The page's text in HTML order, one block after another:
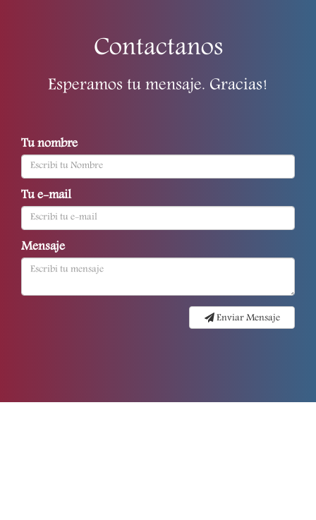
Contactanos
Esperamos tu mensaje. Gracias!
Tu nombre
Tu e-mail
Mensaje
Enviar Mensaje